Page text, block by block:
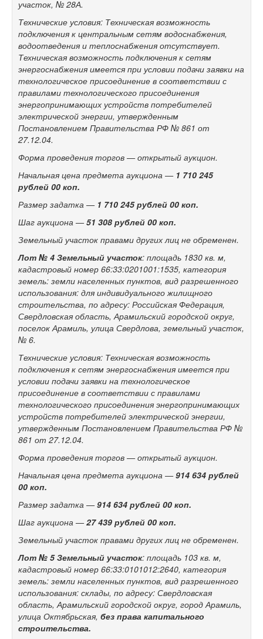
участок, № 28А.
Технические условия: Техническая возможность
подключения к центральным сетям водоснабжения,
водоотведения и теплоснабжения отсутствует.
Техническая возможность подключения к сетям
энергоснабжения имеется при условии подачи заявки на
технологическое присоединение в соответствии с
правилами технологического присоединения
энергопринимающих устройств потребителей
электрической энергии, утвержденным
Постановлением Правительства РФ № 861 от
27.12.04.
Форма проведения торгов — открытый аукцион.
Начальная цена предмета аукциона — 1 710 245
рублей 00 коп.
Размер задатка — 1 710 245 рублей 00 коп.
Шаг аукциона —51 308 рублей 00 коп.
Земельный участок правами других лиц не обременен.
Лот № 4 Земельный участок: площадь 1830 кв. м,
кадастровый номер 66:33:0201001:1535, категория
земель: земли населенных пунктов, вид разрешенного
использования: для индивидуального жилищного
строительства, по адресу: Российская Федерация,
Свердловская область, Арамильский городской округ,
поселок Арамиль, улица Свердлова, земельный участок,
№ 6.
Технические условия: Техническая возможность
подключения к сетям энергоснабжения имеется при
условии подачи заявки на технологическое
присоединение в соответствии с правилами
технологического присоединения энергопринимающих
устройств потребителей электрической энергии,
утвержденным Постановлением Правительства РФ №
861 от 27.12.04.
Форма проведения торгов — открытый аукцион.
Начальная цена предмета аукциона —914 634 рублей
00 коп.
Размер задатка —914 634 рублей 00 коп.
Шаг аукциона —27 439 рублей 00 коп.
Земельный участок правами других лиц не обременен.
Лот № 5 Земельный участок: площадь 103 кв. м,
кадастровый номер 66:33:0101012:2640, категория
земель: земли населенных пунктов, вид разрешенного
использования: склады, по адресу: Свердловская
область, Арамильский городской округ, город Арамиль,
улица Октябрьская, без права капитального
строительства.